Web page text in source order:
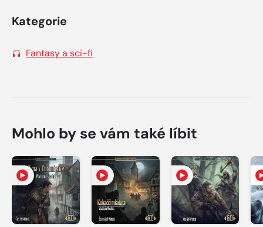
Kategorie
Fantasy a sci-fi
Mohlo by se vám také líbit